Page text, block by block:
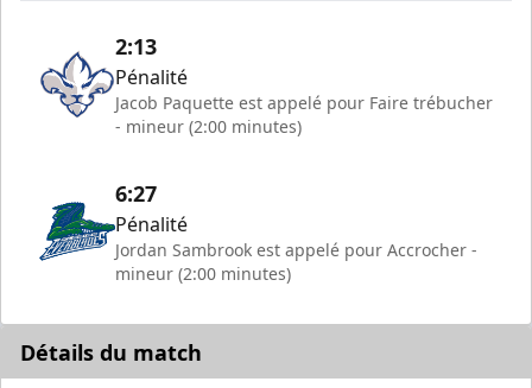
2:13
Pénalité
Jacob Paquette est appelé pour Faire trébucher
- mineur (2:00 minutes)
6:27
Pénalité
Jordan Sambrook est appelé pour Accrocher -
mineur (2:00 minutes)
Détails du match